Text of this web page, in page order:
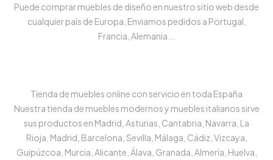
Puede comprar muebles de diseño en nuestro sitio web desde
cualquier país de Europa, Enviamos pedidos a Portugal,
Francia, Alemania...
Tienda de muebles online con servicio en toda España
Nuestra tienda de muebles modernos y muebles italianos sirve
sus productos en Madrid, Asturias, Cantabria, Navarra, La
Rioja, Madrid, Barcelona, Sevilla, Málaga, Cádiz, Vizcaya,
Guipúzcoa, Murcia, Alicante, Álava, Granada, Almería, Huelva,